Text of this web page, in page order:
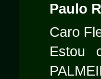
Paulo
Caro
Estou